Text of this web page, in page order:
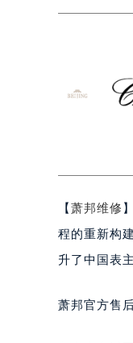
知
【萧邦维修
程的重新构
升了中国表
萧邦官方售